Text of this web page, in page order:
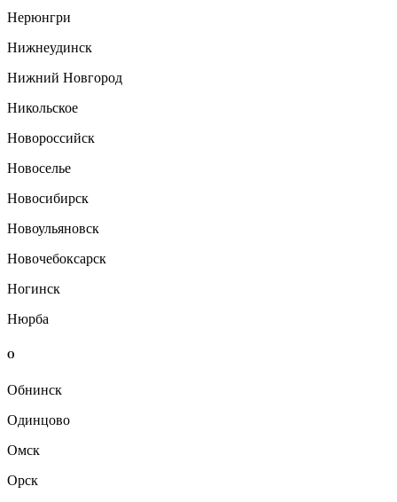
Нерюнгри
Нижнеудинск
Нижний Новгород
Никольское
Новороссийск
Новоселье
Новосибирск
Новоульяновск
Новочебоксарск
Ногинск
Нюрба
О
Обнинск
Одинцово
Омск
Орск